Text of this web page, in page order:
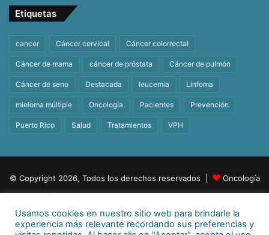
Etiquetas
cancer Cáncer cervical Cáncer colorrectal
Cáncer de mama cáncer de próstata Cáncer de pulmón
Cáncer de seno Destacada leucemia Linfoma
mieloma múltiple Oncología Pacientes Prevención
Puerto Rico Salud Tratamientos VPH
© Copyright 2026, Todos los derechos reservados |
Oncología
Para más información
E-mail:info@behealthpr.com
Usamos cookies en nuestro sitio web para brindarle la
experiencia más relevante recordando sus preferencias y